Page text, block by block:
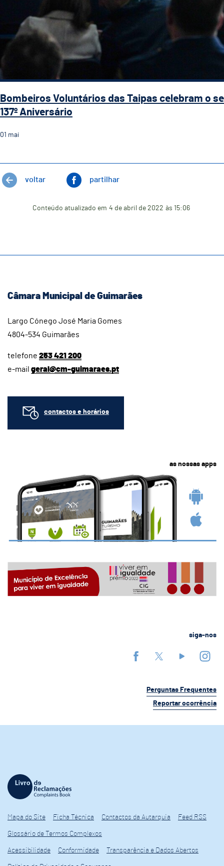
Bombeiros Voluntários das Taipas celebram o
137º Aniversário
01 mai
voltar partilhar
Conteúdo atualizado em 4 de abril de 2022 às 15:06
Câmara Municipal de Guimarães
Largo Cónego José Maria Gomes
4804-534 Guimarães
telefone 253 421 200
e-mail geral@cm-guimaraes.pt
contactos e horários
as nossas apps
siga-nos
Perguntas Frequentes
Reportar ocorrência
Mapa do Site Ficha Técnica Contactos da Autarquia Feed RSS
Glossário de Termos Complexos
Acessibilidade Conformidade Transparência e Dados Abertos